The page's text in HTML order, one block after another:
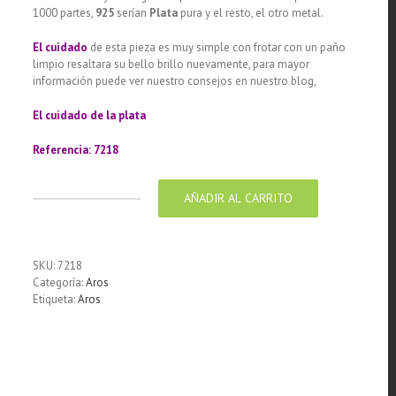
1000 partes, 925 serían Plata pura y el resto, el otro metal.
El cuidado de esta pieza es muy simple con frotar con un paño
limpio resaltara su bello brillo nuevamente, para mayor
información puede ver nuestro consejos en nuestro blog,
El cuidado de la plata
Referencia: 7218
grecas
torzadas
AÑADIR AL CARRITO
SKU: 7218
Categoría:Aros
Etiqueta:Aros